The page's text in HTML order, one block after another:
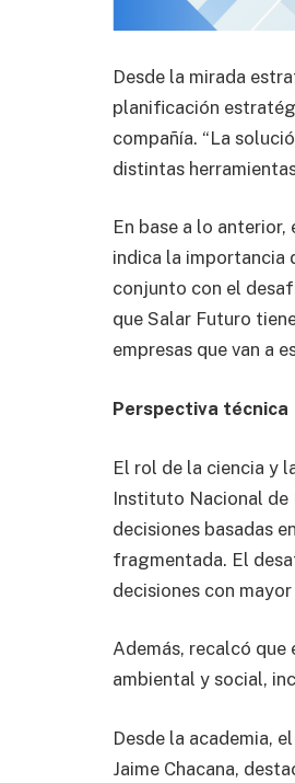
Desde la mirada
planificación
compañía. “La
distintas
En base a lo
indica la importancia
conjunto con el
que Salar Futuro
empresas que van a
Perspectiva técnica
El rol de la ciencia y
Instituto Nacional de
decisiones basadas
fragmentada. El
decisiones con mayor
Además, recalcó
ambiental y social,
Desde la academia,
Jaime Chacana,